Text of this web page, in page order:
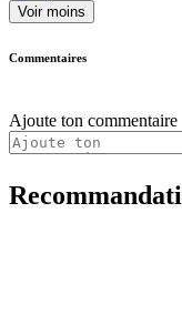
Voir moins
Commentaires
Ajoute ton commentaire